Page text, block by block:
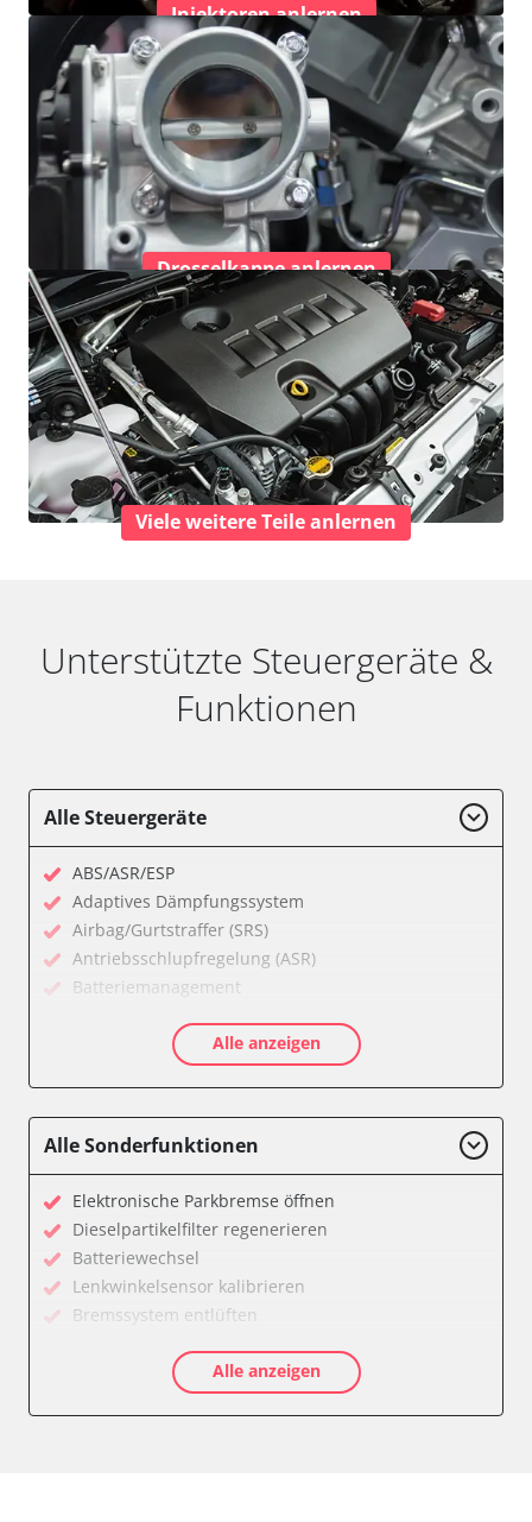
Injektoren anlernen
Drosselkappe anlernen
Viele weitere Teile anlernen
Unterstützte Steuergeräte &
Funktionen
Alle Steuergeräte
ABS/ASR/ESP
Adaptives Dämpfungssystem
Airbag/Gurtstraffer (SRS)
Antriebsschlupfregelung (ASR)
Batteriemanagement
Diagnoseschnittstelle (EOBD/OBDII)
Diebstahlwarnanlage
Fahrzeug Stabilitätskontrolle (VSC)
Feststellbremse (EPB / SBC)
Getriebesteuerung
Gurtkontrollleuchten
Informationsanzeige
Informationsanzeige Armaturenbrett
Informationsanzeige vorne (FDIM)
Karosseriesteuerung
Klimaanlage
Alle anzeigen
Alle Sonderfunktionen
Elektronische Parkbremse öffnen
Dieselpartikelfilter regenerieren
Batteriewechsel
Lenkwinkelsensor kalibrieren
Bremssystem entlüften
AGR Ventil anlernen
Luftmassenmesser anlernen
Alle anzeigen